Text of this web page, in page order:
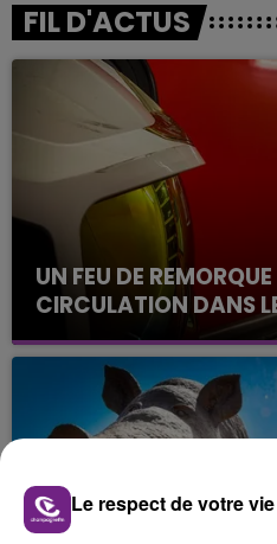
FIL D'ACTUS
UN FEU DE
CIRCULATION DANS
Un feu de remorque
fin de matinée sur l'A34.
Le respect de votre